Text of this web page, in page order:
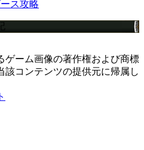
ス攻略
ーム画像の著作権および商標
該コンテンツの提供元に帰属し